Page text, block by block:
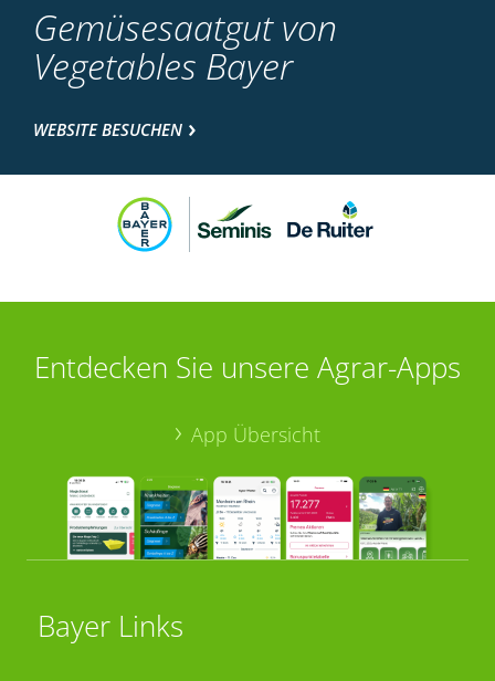
Gemüsesaatgut von
Vegetables Bayer
WEBSITE BESUCHEN
Entdecken Sie unsere Agrar-Apps
App Übersicht
Bayer Links